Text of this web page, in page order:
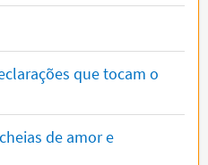
que tocam o
de amor e